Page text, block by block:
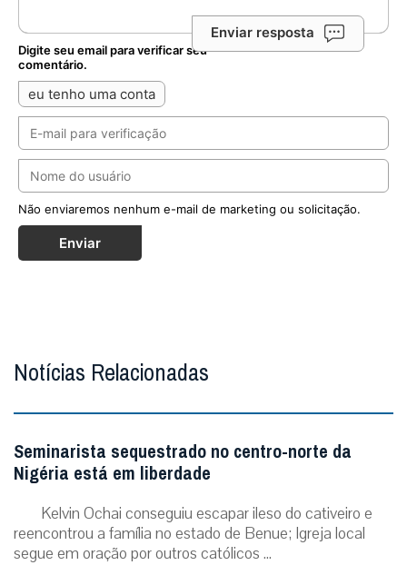
Enviar resposta
Digite seu email para verificar seu
comentário.
eu tenho uma conta
Não enviaremos nenhum e-mail de marketing ou solicitação.
Enviar
Notícias Relacionadas
Seminarista sequestrado no centro-norte da
Nigéria está em liberdade
Kelvin Ochai conseguiu escapar ileso do cativeiro e
reencontrou a família no estado de Benue; Igreja local
segue em oração por outros católicos ...